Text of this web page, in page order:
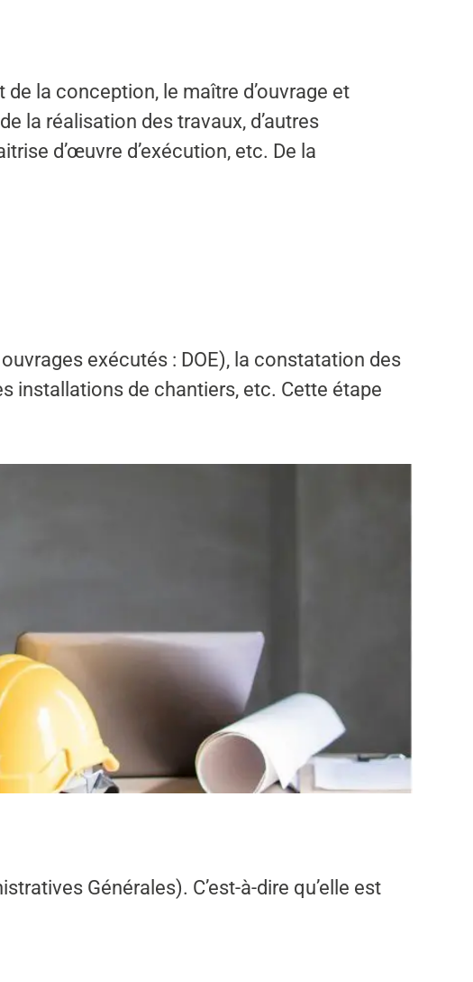
la conception, le maître d’ouvrage et
la réalisation des travaux, d’autres
d’œuvre d’exécution, etc. De la
exécutés : DOE), la constatation des
installations de chantiers, etc. Cette étape
Générales). C’est-à-dire qu’elle est